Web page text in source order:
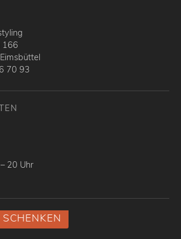
166
70 93
20 Uhr